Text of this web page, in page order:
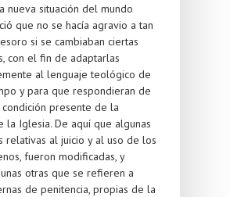
nueva situación del mundo
que no se hacía agravio a tan
si se cambiaban ciertas
con el fin de adaptarlas
al lenguaje teológico de
y para que respondieran de
presente de la
la Iglesia. De aquí que algunas
relativas al juicio y al uso de los
fueron modificadas, y
otras que se refieren a
de penitencia, propias de la